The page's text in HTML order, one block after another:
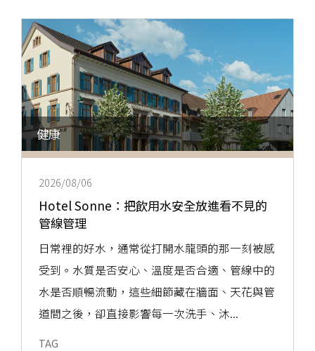
健康
2026/08/06
Hotel Sonne：把飲用水安全放進看不見的
管線管理
日常裡的好水，通常從打開水龍頭的那一刻被感
受到。水質是否安心、溫度是否合適、管線中的
水是否順暢流動，這些細節藏在牆面、天花與管
道間之後，卻直接影響每一次洗手、沐...
TAG